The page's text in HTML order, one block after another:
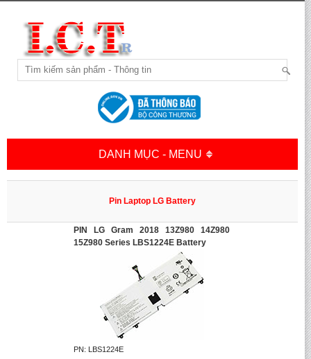
DANH MỤC - MENU
Pin Laptop LG Battery
PIN LG Gram 2018 13Z980 14Z980
15Z980 Series LBS1224E Battery
PN: LBS1224E